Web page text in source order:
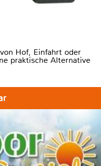
Hof, Einfahrt oder
praktische Alternative